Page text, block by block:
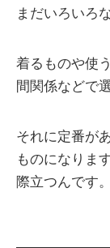
まだいろいろ
着るものや使
間関係などで
それに定番が
ものになりま
際立つんです。